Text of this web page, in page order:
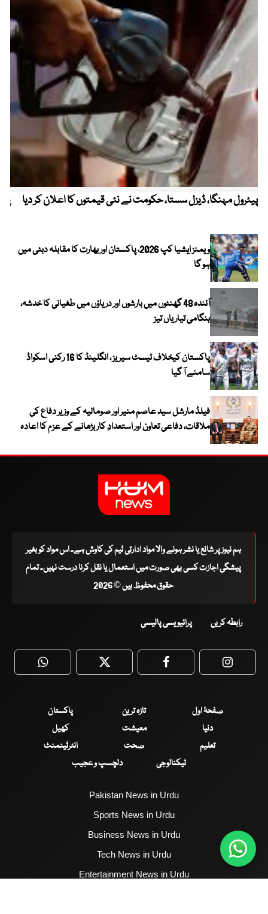
پیٹرول مہنگا، ڈیزل سستا، حکومت نے نئی قیمتوں کا اعلان کر دیا
ویمنز ایشیا کپ 2026، پاکستان اور بھارت کا مقابلہ دبئی میں
ہو گا
آئندہ 48 گھنٹوں میں بارشوں اور دریاؤں میں طغیانی کا خدشہ،
ہنگامی تیاریاں تیز
پاکستان کیخلاف ٹیسٹ سیریز ، انگلینڈ کا 16 رکنی اسکواڈ
سامنے آ گیا
فیلڈ مارشل سید عاصم منیر اور صومالیہ کے وزیر دفاع کی
ملاقات، دفاعی تعاون اور استعدادِ کار بڑھانے کے عزم کا اعادہ
ہم نیوز پر شائع یا نشر ہونے والا مواد ادارتی ٹیم کی کاوش ہے۔ اس مواد کو بغیر
پیشگی اجازت کسی بھی صورت میں استعمال یا نقل کرنا درست نہیں۔ تمام
حقوق محفوظ ہیں © 2026
رابطہ کریں پرائیویسی پالیسی
WhatsApp Twitter Facebook
صفحۂ اول تازہ ترین
پاکستان
دنیا
معیشت
کھیل
تعلیم
صحت
انٹرٹینمنٹ
ٹیکنالوجی
دلچسپ و عجیب
Pakistan News in Urdu
Sports News in Urdu
Business News in Urdu
Tech News in Urdu
Entertainment News in Urdu